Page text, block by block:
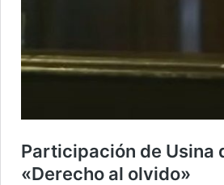
Participación de Usina
«Derecho al olvido»